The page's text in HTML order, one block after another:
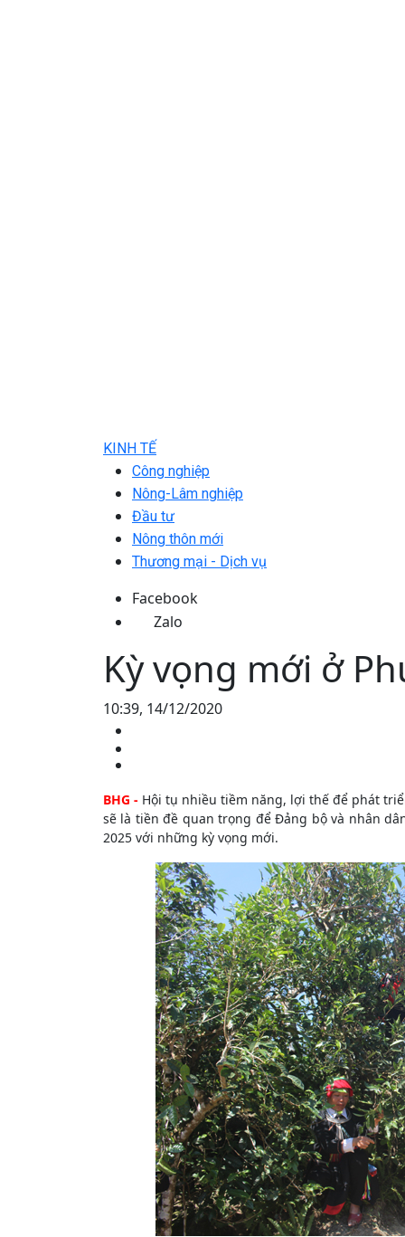
KINH TẾ
Công nghiệp
Nông-Lâm nghiệp
Đầu tư
Nông thôn mới
Thương mại - Dịch vụ
Facebook
Zalo
Kỳ vọng mới ở
10:39, 14/12/2020
BHG - Hội tụ nhiều tiềm năng, lợi thế để phát
sẽ là tiền đề quan trọng để Đảng bộ và nhân
2025 với những kỳ vọng mới.